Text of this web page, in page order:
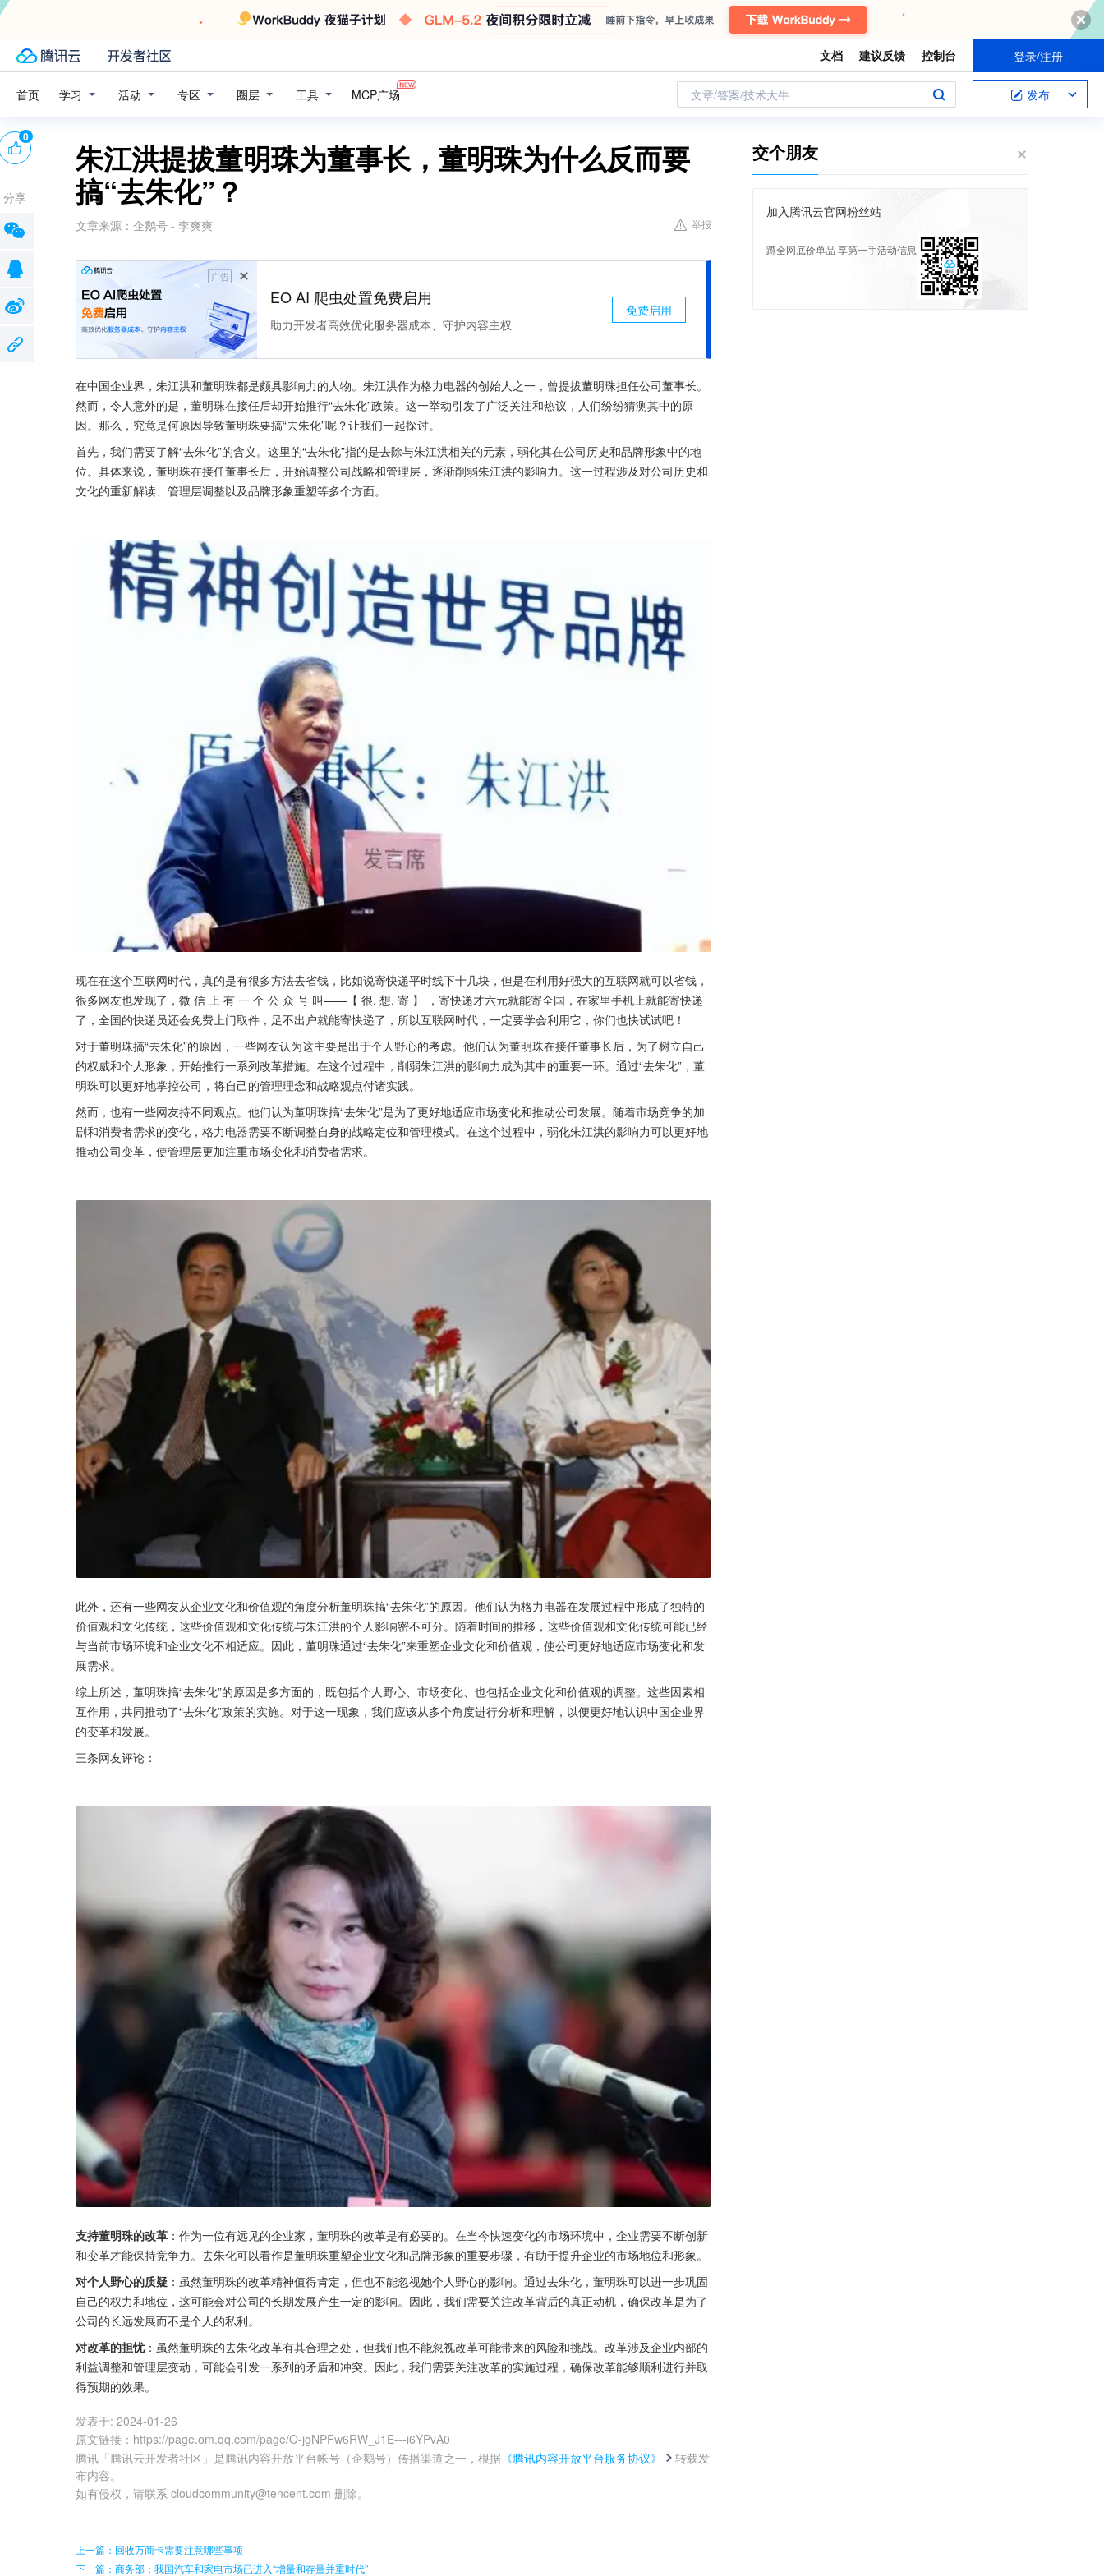
文档 建议反馈 控制台 登录/注册
首页 学习 活动 专区 圈层 工具 MCP广场 文章/答案/技术大牛 发布
朱江洪提拔董明珠为董事长，董明珠为什么反而要
搞“去朱化”？
文章来源： 企鹅号 - 李爽爽 举报
广告
EO AI 爬虫处置免费启用
助力开发者高效优化服务器成本、守护内容主权
免费启用
在中国企业界，朱江洪和董明珠都是颇具影响力的人物。朱江洪作为格力电器的创始人之一，曾提拔董明珠担任公司董事长。
然而，令人意外的是，董明珠在接任后却开始推行“去朱化”政策。这一举动引发了广泛关注和热议，人们纷纷猜测其中的原
因。那么，究竟是何原因导致董明珠要搞“去朱化”呢？让我们一起探讨。
首先，我们需要了解“去朱化”的含义。这里的“去朱化”指的是去除与朱江洪相关的元素，弱化其在公司历史和品牌形象中的地
位。具体来说，董明珠在接任董事长后，开始调整公司战略和管理层，逐渐削弱朱江洪的影响力。这一过程涉及对公司历史和
文化的重新解读、管理层调整以及品牌形象重塑等多个方面。
现在在这个互联网时代，真的是有很多方法去省钱，比如说寄快递平时线下十几块，但是在利用好强大的互联网就可以省钱，
很多网友也发现了，微 信 上 有 一 个 公 众 号 叫——【 很. 想. 寄 】 ，寄快递才六元就能寄全国，在家里手机上就能寄快递
了，全国的快递员还会免费上门取件，足不出户就能寄快递了，所以互联网时代，一定要学会利用它，你们也快试试吧！
对于董明珠搞“去朱化”的原因，一些网友认为这主要是出于个人野心的考虑。他们认为董明珠在接任董事长后，为了树立自己
的权威和个人形象，开始推行一系列改革措施。在这个过程中，削弱朱江洪的影响力成为其中的重要一环。通过“去朱化”，董
明珠可以更好地掌控公司，将自己的管理理念和战略观点付诸实践。
然而，也有一些网友持不同观点。他们认为董明珠搞“去朱化”是为了更好地适应市场变化和推动公司发展。随着市场竞争的加
剧和消费者需求的变化，格力电器需要不断调整自身的战略定位和管理模式。在这个过程中，弱化朱江洪的影响力可以更好地
推动公司变革，使管理层更加注重市场变化和消费者需求。
此外，还有一些网友从企业文化和价值观的角度分析董明珠搞“去朱化”的原因。他们认为格力电器在发展过程中形成了独特的
价值观和文化传统，这些价值观和文化传统与朱江洪的个人影响密不可分。随着时间的推移，这些价值观和文化传统可能已经
与当前市场环境和企业文化不相适应。因此，董明珠通过“去朱化”来重塑企业文化和价值观，使公司更好地适应市场变化和发
展需求。
综上所述，董明珠搞“去朱化”的原因是多方面的，既包括个人野心、市场变化、也包括企业文化和价值观的调整。这些因素相
互作用，共同推动了“去朱化”政策的实施。对于这一现象，我们应该从多个角度进行分析和理解，以便更好地认识中国企业界
的变革和发展。
三条网友评论：
支持董明珠的改革 ：作为一位有远见的企业家，董明珠的改革是有必要的。在当今快速变化的市场环境中，企业需要不断创新
和变革才能保持竞争力。去朱化可以看作是董明珠重塑企业文化和品牌形象的重要步骤，有助于提升企业的市场地位和形象。
对个人野心的质疑 ：虽然董明珠的改革精神值得肯定，但也不能忽视她个人野心的影响。通过去朱化，董明珠可以进一步巩固
自己的权力和地位，这可能会对公司的长期发展产生一定的影响。因此，我们需要关注改革背后的真正动机，确保改革是为了
公司的长远发展而不是个人的私利。
对改革的担忧：虽然董明珠的去朱化改革有其合理之处，但我们也不能忽视改革可能带来的风险和挑战。改革涉及企业内部的
利益调整和管理层变动，可能会引发一系列的矛盾和冲突。因此，我们需要关注改革的实施过程，确保改革能够顺利进行并取
得预期的效果。
发表于: 2024-01-26
原文链接 ： https://page.om.qq.com/page/O-jgNPFw6RW_J1E---i6YPvA0
腾讯「腾讯云开发者社区」是腾讯内容开放平台帐号（企鹅号）传播渠道之一，根据 《腾讯内容开放平台服务协议》
转载发
布内容。
如有侵权，请联系 cloudcommunity@tencent.com 删除。
0
分享
上一篇：回收万商卡需要注意哪些事项
下一篇：商务部：我国汽车和家电市场已进入“增量和存量并重时代”
交个朋友
加入腾讯云官网粉丝站
蹲全网底价单品 享第一手活动信息